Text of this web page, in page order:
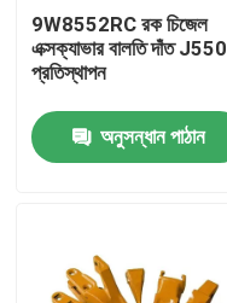
পণ্য
9W8552RC রক চিজেল
এক্সক্যাভার বালতি দাঁত J550
প্রতিস্থাপন
অনুসন্ধান পাঠান